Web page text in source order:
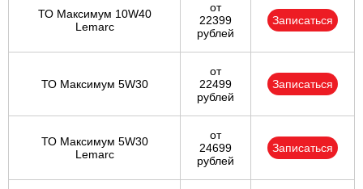
ТО Максимум 10W40
Lemarc
от
22399
рублей
Записаться
ТО Максимум 5W30
от
22499
рублей
Записаться
ТО Максимум 5W30
Lemarc
от
24699
рублей
Записаться